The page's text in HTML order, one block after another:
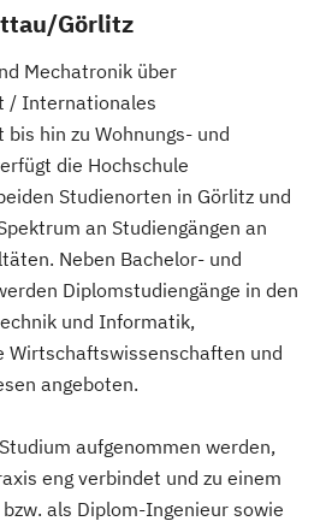
Görlitz
Mechatronik über
/ Internationales
hin zu Wohnungs- und
die Hochschule
Studienorten in Görlitz und
an Studiengängen an
Neben Bachelor- und
Diplomstudiengänge in den
und Informatik,
Wirtschaftswissenschaften und
angeboten.
aufgenommen werden,
eng verbindet und zu einem
als Diplom-Ingenieur sowie